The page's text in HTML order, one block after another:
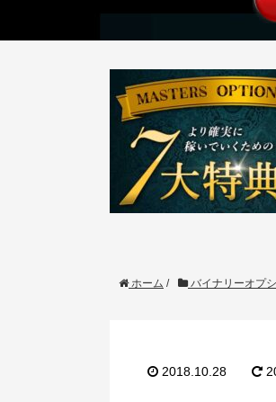
ホーム / バイナリーオプ
2018.10.28